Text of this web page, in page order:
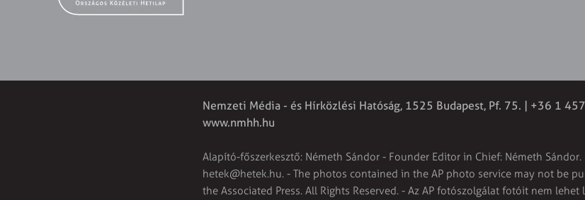
Nemzeti Média - és Hírközlési Hatóság, 1525 Budapest, Pf. 75. | +36 1
www.nmhh.hu
Alapító-főszerkesztő: Németh Sándor - Founder Editor in Chief: Németh
hetek@hetek.hu. - The photos contained in the AP photo service may not be
the Associated Press. All Rights Reserved. - Az AP fotószolgálat fotóit nem